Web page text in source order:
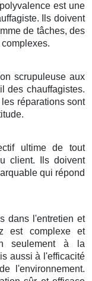
est une
Ils doivent
de tâches, des
scrupuleuse aux
des chauffagistes.
réparations sont
ultime de tout
client. Ils doivent
qui répond
dans l'entretien et
est complexe et
seulement à la
aussi à l'efficacité
l'environnement.